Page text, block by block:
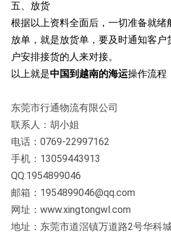
五、放货
根据以上资料全面后，一切准备就绪
放单，就是放货单，要及时通知客户
户安排接货的人来对接。
以上就是中国到越南的海运操作流程
东莞市行通物流有限公司
联系人：胡小姐
电话：0769-22997162
手机：13059443913
QQ:1954899046
邮箱：1954899046@qq.com
网址：www.xingtongwl.com
地址：东莞市道滘镇万道路2号华科